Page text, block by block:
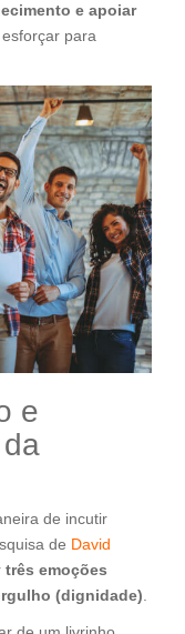
e apoiar
esforçar para
e
de incutir
de David
três emoções
(dignidade)